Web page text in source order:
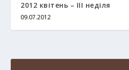
2012 квітень – ІІІ неділя
09.07.2012